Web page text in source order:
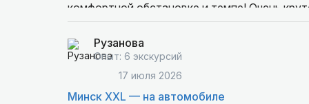
комфортной обстановке и темпе! Очень
Рузанова
Опыт: 6 экскурсий
17 июля 2026
Минск XXL — на автомобиле